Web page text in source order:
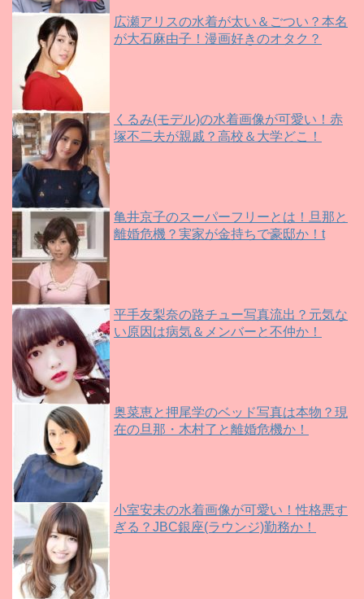
広瀬アリスの水着が太い＆ごつい？本名
が大石麻由子！漫画好きのオタク？
くるみ(モデル)の水着画像が可愛い！赤
塚不二夫が親戚？高校＆大学どこ！
亀井京子のスーパーフリーとは！旦那と
離婚危機？実家が金持ちで豪邸か！t
平手友梨奈の路チュー写真流出？元気な
い原因は病気＆メンバーと不仲か！
奥菜恵と押尾学のベッド写真は本物？現
在の旦那・木村了と離婚危機か！
小室安未の水着画像が可愛い！性格悪す
ぎる？JBC銀座(ラウンジ)勤務か！